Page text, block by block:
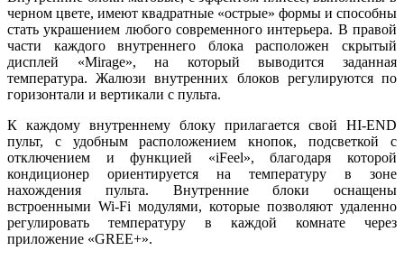
черном цвете, имеют квадратные «острые» формы и способны
стать украшением любого современного интерьера. В правой
части каждого внутреннего блока расположен скрытый
дисплей «Mirage», на который выводится заданная
температура. Жалюзи внутренних блоков регулируются по
горизонтали и вертикали с пульта.
К каждому внутреннему блоку прилагается свой HI-END
пульт, с удобным расположением кнопок, подсветкой с
отключением и функцией «iFeel», благодаря которой
кондиционер ориентируется на температуру в зоне
нахождения пульта. Внутренние блоки оснащены
встроенными Wi-Fi модулями, которые позволяют удаленно
регулировать температуру в каждой комнате через
приложение «GREE+».